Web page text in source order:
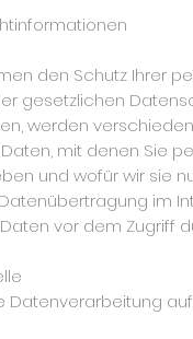
den Schutz Ihrer
gesetzlichen
werden
mit denen Sie
und wofür wir sie
im
vor dem Zugriff
Datenverarbeitung